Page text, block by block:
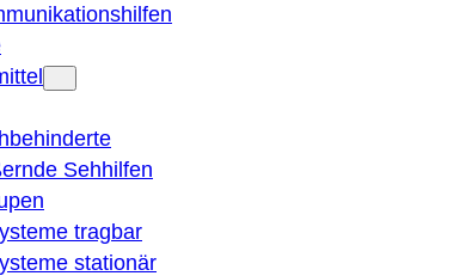
Sehhilfen
tragbar
stationär